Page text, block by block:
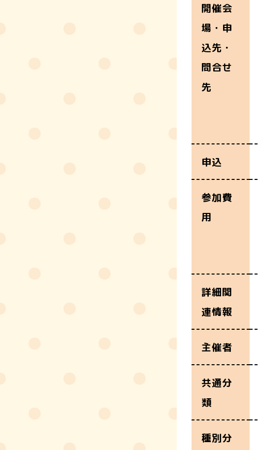
開催会
場・申
込先・
問合せ
先
申込
参加費
用
詳細関
連情報
主催者
共通分
類
種別分